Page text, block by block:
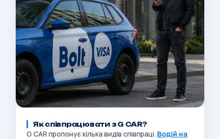
Як співпрацювати з G CAR?
G CAR пропонує кілька видів співпраці. Водій на